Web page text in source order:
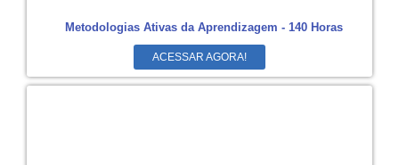
Metodologias Ativas da Aprendizagem - 140 Horas
ACESSAR AGORA!